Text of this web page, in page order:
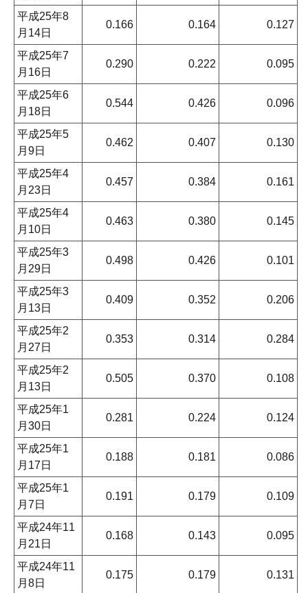
平成25年8
月14日
0.166 0.164 0.127
平成25年7
月16日
0.290 0.222 0.095
平成25年6
月18日
0.544 0.426 0.096
平成25年5
月9日
0.462 0.407 0.130
平成25年4
月23日
0.457 0.384 0.161
平成25年4
月10日
0.463 0.380 0.145
平成25年3
月29日
0.498 0.426 0.101
平成25年3
月13日
0.409 0.352 0.206
平成25年2
月27日
0.353 0.314 0.284
平成25年2
月13日
0.505 0.370 0.108
平成25年1
月30日
0.281 0.224 0.124
平成25年1
月17日
0.188 0.181 0.086
平成25年1
月7日
0.191 0.179 0.109
平成24年11
月21日
0.168 0.143 0.095
平成24年11
月8日
0.175 0.179 0.131